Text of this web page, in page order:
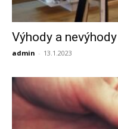
Výhody a
admin - 13.1.2023